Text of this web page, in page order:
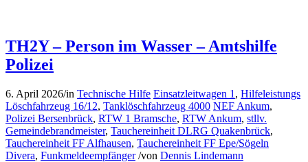
TH2Y – Person im Wasser – Amtshilfe
Polizei
6. April 2026/in Technische Hilfe Einsatzleitwagen 1 , Hilfeleistungs
Löschfahrzeug 16/12, Tanklöschfahrzeug 4000 NEF Ankum,
Polizei Bersenbrück, RTW 1 Bramsche, RTW Ankum, stllv.
Gemeindebrandmeister, Tauchereinheit DLRG Quakenbrück,
Tauchereinheit FF Alfhausen, Tauchereinheit FF Epe/Sögeln
Divera, Funkmeldeempfänger /von Dennis Lindemann